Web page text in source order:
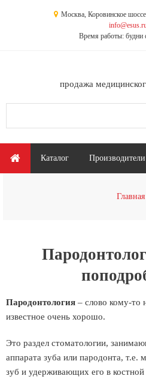
Москва, Коровинское
Время работы: будни
продажа
Главное меню
Каталог Производители
Главная
Пародонтология – слово кому-то
известное очень хорошо.
Это раздел стоматологии,
аппарата зуба или пародонта,
зуб и удерживающих его в костной